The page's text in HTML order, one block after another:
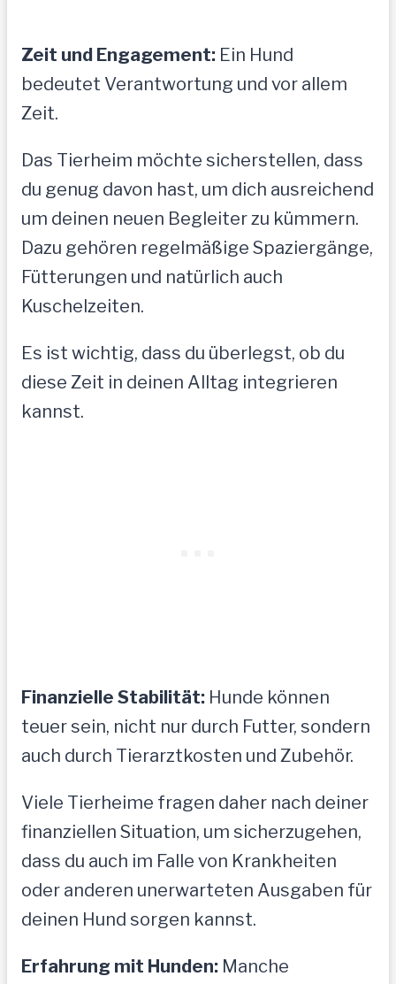
Zeit und Engagement: Ein Hund
bedeutet Verantwortung und vor allem
Zeit.
Das Tierheim möchte sicherstellen, dass
du genug davon hast, um dich ausreichend
um deinen neuen Begleiter zu kümmern.
Dazu gehören regelmäßige Spaziergänge,
Fütterungen und natürlich auch
Kuschelzeiten.
Es ist wichtig, dass du überlegst, ob du
diese Zeit in deinen Alltag integrieren
kannst.
Finanzielle Stabilität: Hunde können
teuer sein, nicht nur durch Futter, sondern
auch durch Tierarztkosten und Zubehör.
Viele Tierheime fragen daher nach deiner
finanziellen Situation, um sicherzugehen,
dass du auch im Falle von Krankheiten
oder anderen unerwarteten Ausgaben für
deinen Hund sorgen kannst.
Erfahrung mit Hunden: Manche